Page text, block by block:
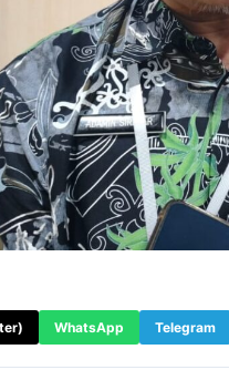
WhatsApp Telegram